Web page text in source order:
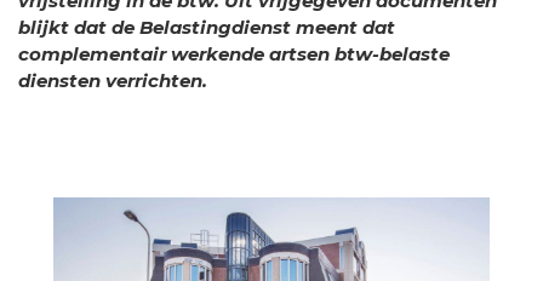
blijkt dat de Belastingdienst meent dat
complementair werkende artsen btw-belaste
diensten verrichten.